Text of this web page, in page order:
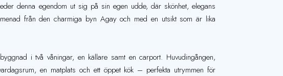
denna egendom ut sig på sin egen udde, där skönhet, elegans
från den charmiga byn Agay och med en utsikt som är lika
i två våningar, en källare samt en carport. Huvudingången,
en matplats och ett öppet kök – perfekta utrymmen för